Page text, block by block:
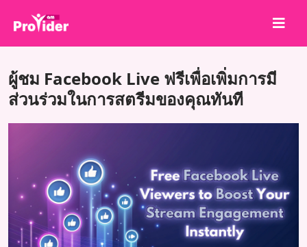
เกี่ยวกับเรา
ข้อตกลง
บล็อก
ผู้ชม Facebook Live ฟรีเพื่อเพิ่มการมี
ส่วนร่วมในการสตรีมของคุณทันที